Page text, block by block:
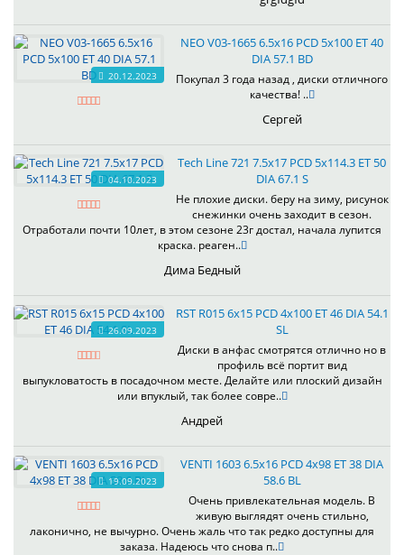
20.12.2023
NEO V03-1665 6.5x16 PCD 5x100 ET 40
DIA 57.1 BD
Покупал 3 года назад , диски отличного
качества! ..
Сергей
04.10.2023
Tech Line 721 7.5x17 PCD 5x114.3 ET 50
DIA 67.1 S
Не плохие диски. беру на зиму, рисунок
снежинки очень заходит в сезон.
Отработали почти 10лет, в этом сезоне 23г достал, начала лупится
краска. реаген..
Дима Бедный
26.09.2023
RST R015 6x15 PCD 4x100 ET 46 DIA 54.1
SL
Диски в анфас смотрятся отлично но в
профиль всё портит вид
выпукловатость в посадочном месте. Делайте или плоский дизайн
или впуклый, так более совре..
Андрей
19.09.2023
VENTI 1603 6.5x16 PCD 4x98 ET 38 DIA
58.6 BL
Очень привлекательная модель. В
живую выглядят очень стильно,
лаконично, не вычурно. Очень жаль что так редко доступны для
заказа. Надеюсь что снова п..